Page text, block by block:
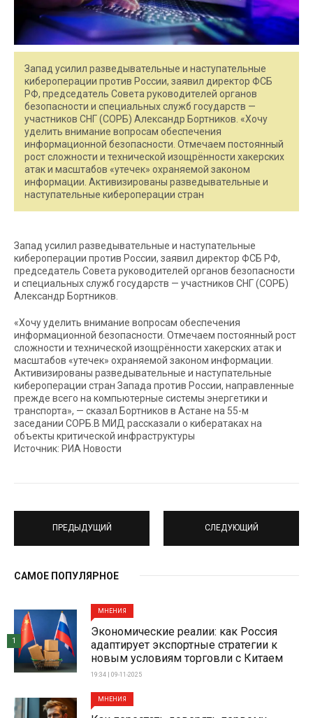
Запад усилил разведывательные и наступательные
кибероперации против России, заявил директор ФСБ
РФ, председатель Совета руководителей органов
безопасности и специальных служб государств —
участников СНГ (СОРБ) Александр Бортников. «Хочу
уделить внимание вопросам обеспечения
информационной безопасности. Отмечаем постоянный
рост сложности и технической изощрённости хакерских
атак и масштабов «утечек» охраняемой законом
информации. Активизированы разведывательные и
наступательные кибероперации стран
Запад усилил разведывательные и наступательные
кибероперации против России, заявил директор ФСБ РФ,
председатель Совета руководителей органов безопасности
и специальных служб государств — участников СНГ (СОРБ)
Александр Бортников.
«Хочу уделить внимание вопросам обеспечения
информационной безопасности. Отмечаем постоянный рост
сложности и технической изощрённости хакерских атак и
масштабов «утечек» охраняемой законом информации.
Активизированы разведывательные и наступательные
кибероперации стран Запада против России, направленные
прежде всего на компьютерные системы энергетики и
транспорта», — сказал Бортников в Астане на 55-м
заседании СОРБ.В МИД рассказали о кибератаках на
объекты критической инфраструктуры
Источник: РИА Новости
ПРЕДЫДУЩИЙ СЛЕДУЮЩИЙ
САМОЕ ПОПУЛЯРНОЕ
МНЕНИЯ
Экономические реалии: как Россия
адаптирует экспортные стратегии к
новым условиям торговли с Китаем
19:34 | 09-11-2025
1
МНЕНИЯ